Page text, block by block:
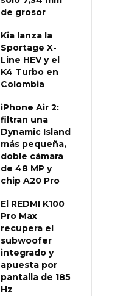
de grosor
Kia lanza la
Sportage X-
Line HEV y el
K4 Turbo en
Colombia
iPhone Air 2:
filtran una
Dynamic Island
más pequeña,
doble cámara
de 48 MP y
chip A20 Pro
El REDMI K100
Pro Max
recupera el
subwoofer
integrado y
apuesta por
pantalla de 185
Hz